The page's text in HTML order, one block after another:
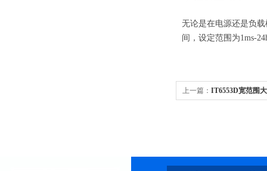
无论是在电源还是负
间，设定范围为1ms-
上一篇： IT6553D宽范围